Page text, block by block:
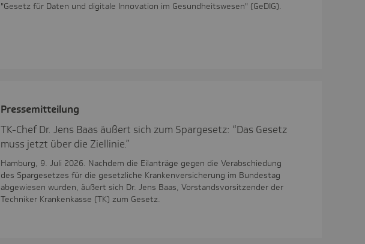
"Gesetz für Daten und digitale Innovation im Gesundheitswesen" (GeDIG).
Pres­se­mit­tei­lung
TK-Chef Dr. Jens Baas äußert sich zum Spargesetz: “Das Gesetz
muss jetzt über die Ziellinie.”
Hamburg, 9. Juli 2026. Nachdem die Eilanträge gegen die Verabschiedung
des Spargesetzes für die gesetzliche Krankenversicherung im Bundestag
abgewiesen wurden, äußert sich Dr. Jens Baas, Vorstandsvorsitzender der
Techniker Krankenkasse (TK) zum Gesetz.